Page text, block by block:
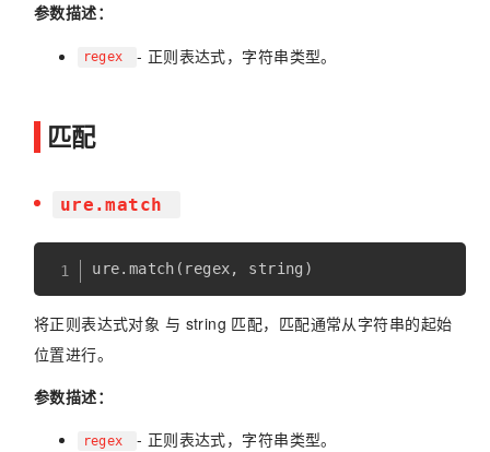
参数描述：
regex - 正则表达式，字符串类型。
匹配
ure.match
ure. match ( regex, string )
将正则表达式对象 与 string 匹配，匹配通常从字符串的起始
位置进行。
参数描述：
regex - 正则表达式，字符串类型。